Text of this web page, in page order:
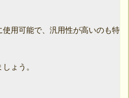
使用可能で、汎用性が高いのも特
ょう。